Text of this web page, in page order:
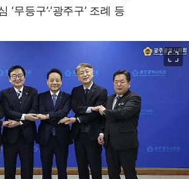
‘무등구’·‘광주구’ 조례 등